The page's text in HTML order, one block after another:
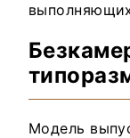
Модель